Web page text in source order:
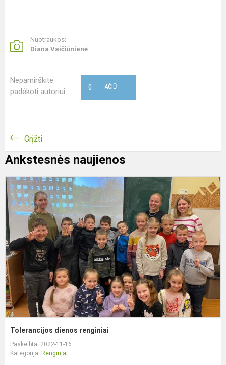
Nuotraukos:
Diana Vaičiūnienė
Nepamirškite
padėkoti autoriui
AČIŪ
0
Grįžti
Ankstesnės naujienos
Tolerancijos dienos renginiai
Paskelbta: 2022-11-16
Kategorija: Renginiai